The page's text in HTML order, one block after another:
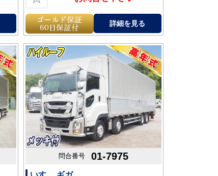
詳細を見る
問合番号 01-7975